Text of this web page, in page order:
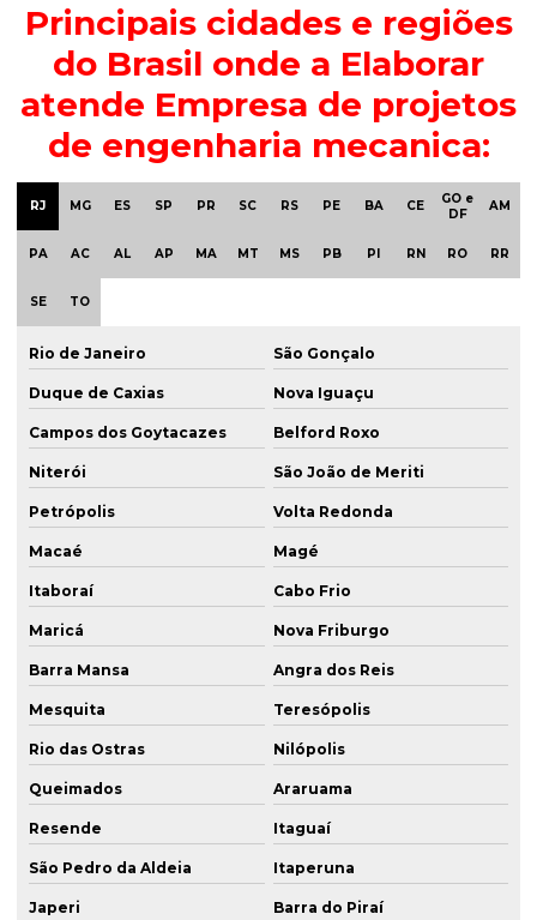
Principais cidades e regiões
do Brasil onde a Elaborar
atende Empresa de projetos
de engenharia mecanica:
RJ MG ES SP PR SC RS PE BA CE
GO e
DF
AM
PA AC AL AP MA MT MS PB PI RN RO RR
SE TO
Rio de Janeiro São Gonçalo
Duque de Caxias Nova Iguaçu
Campos dos Goytacazes Belford Roxo
Niterói São João de Meriti
Petrópolis Volta Redonda
Macaé Magé
Itaboraí Cabo Frio
Maricá Nova Friburgo
Barra Mansa Angra dos Reis
Mesquita Teresópolis
Rio das Ostras Nilópolis
Queimados Araruama
Resende Itaguaí
São Pedro da Aldeia Itaperuna
Japeri Barra do Piraí